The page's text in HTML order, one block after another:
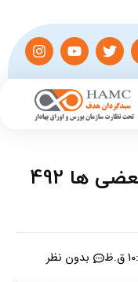
چرا ارزش سهام عدالت بعضی ها 492
بدون نظر